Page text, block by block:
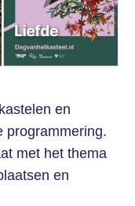
en
programmering.
met het thema
en